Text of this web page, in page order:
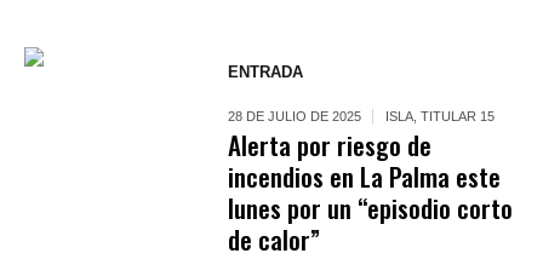
ENTRADA
28 DE JULIO DE 2025 ISLA ,TITULAR 15
Alerta por riesgo de
incendios en La Palma este
lunes por un “episodio corto
de calor”